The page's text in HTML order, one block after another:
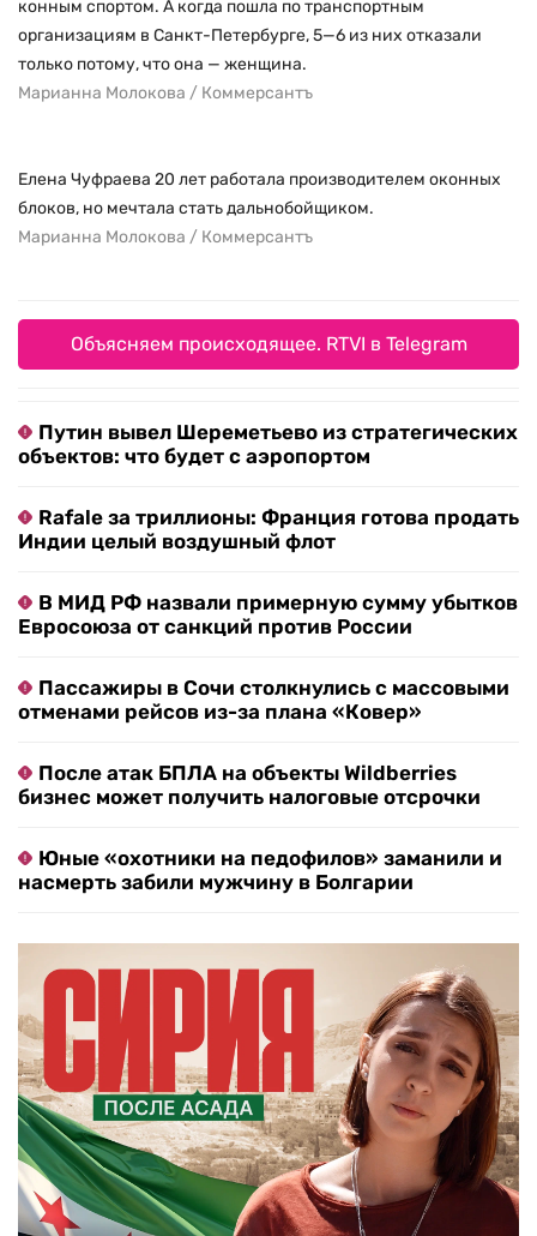
конным спортом. А когда пошла по транспортным
организациям в Санкт-Петербурге, 5—6 из них отказали
только потому, что она — женщина.
Марианна Молокова / Коммерсантъ
Елена Чуфраева 20 лет работала производителем оконных
блоков, но мечтала стать дальнобойщиком.
Марианна Молокова / Коммерсантъ
Объясняем происходящее. RTVI в Telegram
Путин вывел Шереметьево из стратегических
объектов: что будет с аэропортом
Rafale за триллионы: Франция готова продать
Индии целый воздушный флот
В МИД РФ назвали примерную сумму убытков
Евросоюза от санкций против России
Пассажиры в Сочи столкнулись с массовыми
отменами рейсов из-за плана «Ковер»
После атак БПЛА на объекты Wildberries
бизнес может получить налоговые отсрочки
Юные «охотники на педофилов» заманили и
насмерть забили мужчину в Болгарии